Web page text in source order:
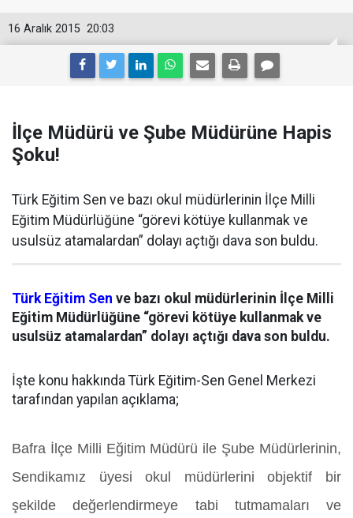
20:03
16 Aralık 2015
İlçe Müdürü ve Şube Müdürüne Hapis
Şoku!
Türk Eğitim Sen ve bazı okul müdürlerinin İlçe Milli
Eğitim Müdürlüğüne “görevi kötüye kullanmak ve
usulsüz atamalardan” dolayı açtığı dava son buldu.
Türk Eğitim Sen ve bazı okul müdürlerinin İlçe Milli
Eğitim Müdürlüğüne “görevi kötüye kullanmak ve
usulsüz atamalardan” dolayı açtığı dava son buldu.
İşte konu hakkında Türk Eğitim-Sen Genel Merkezi
tarafından yapılan açıklama;
Bafra İlçe Milli Eğitim Müdürü ile Şube Müdürlerinin,
Sendikamız üyesi okul müdürlerini objektif bir
şekilde değerlendirmeye tabi tutmamaları ve